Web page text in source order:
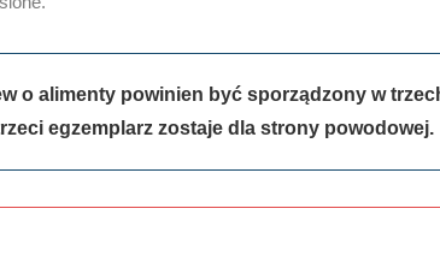
o alimenty powinien być sporządzony w
egzemplarz zostaje dla strony powodowej.